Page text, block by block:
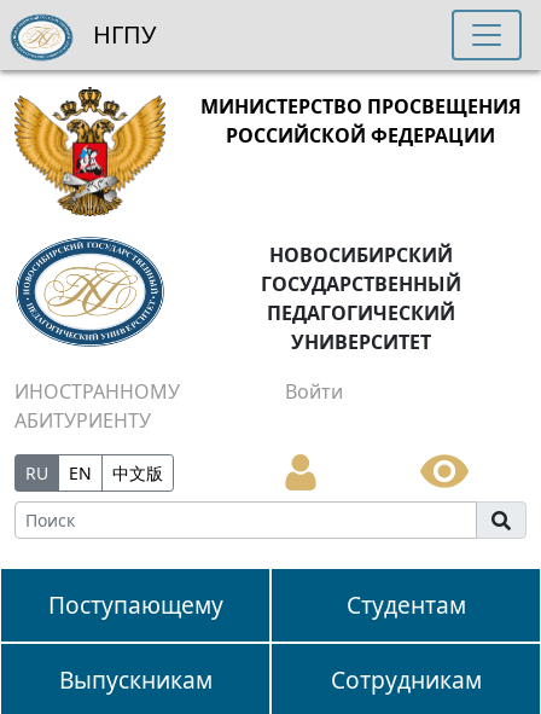
МИНИСТЕРСТВО ПРОСВЕЩЕНИЯ
РОССИЙСКОЙ ФЕДЕРАЦИИ
НОВОСИБИРСКИЙ
ГОСУДАРСТВЕННЫЙ
ПЕДАГОГИЧЕСКИЙ
УНИВЕРСИТЕТ
ИНОСТРАННОМУ
АБИТУРИЕНТУ
Войти
RU EN 中文版
Поступающему Студентам
Выпускникам Сотрудникам
НГПУ